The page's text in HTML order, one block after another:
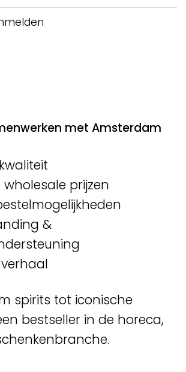
met Amsterdam
wholesale prijzen
&
verhaal
spirits tot iconische
bestseller in de horeca,